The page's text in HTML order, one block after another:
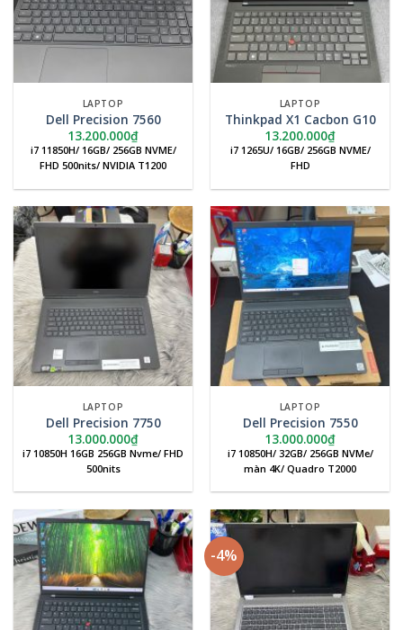
LAPTOP
Dell Precision 7560
13.200.000₫
i7 11850H/ 16GB/ 256GB NVME/
FHD 500nits/ NVIDIA T1200
LAPTOP
Thinkpad X1 Cacbon G10
13.200.000₫
i7 1265U/ 16GB/ 256GB NVME/
FHD
LAPTOP
Dell Precision 7750
13.000.000₫
i7 10850H 16GB 256GB Nvme/ FHD
500nits
LAPTOP
Dell Precision 7550
13.000.000₫
i7 10850H/ 32GB/ 256GB NVMe/
màn 4K/ Quadro T2000
-4%